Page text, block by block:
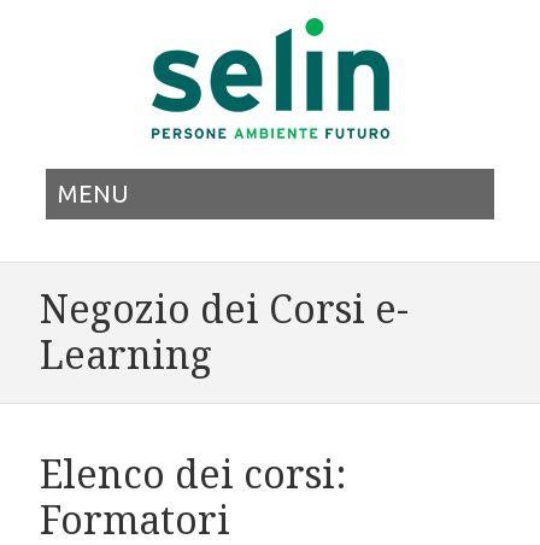
MENU
Negozio dei Corsi e-
Learning
Elenco dei corsi:
Formatori